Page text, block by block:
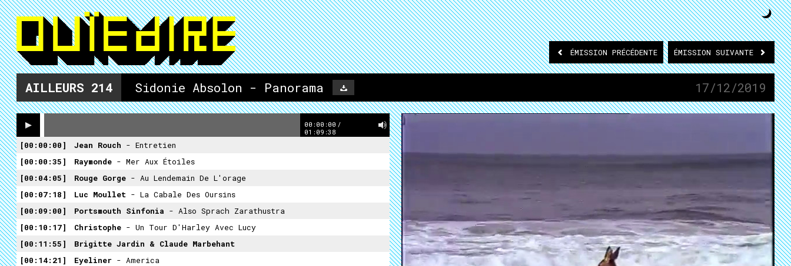
ÉMISSION PRÉCÉDENTE ÉMISSION SUIVANTE
AILLEURS 214 Sidonie Absolon - Panorama 17/12/2019
00:00:00 /
01:09:38
00:00:00 Jean Rouch - Entretien
00:00:35
Raymonde - Mer Aux Étoiles
00:04:05
Rouge Gorge - Au Lendemain De L'orage
00:07:18
Luc Moullet - La Cabale Des Oursins
00:09:00
Portsmouth Sinfonia - Also Sprach Zarathustra
00:10:17
Christophe - Un Tour D'Harley Avec Lucy
00:11:55
Brigitte Jardin & Claude Marbehant
00:14:21
Eyeliner - America